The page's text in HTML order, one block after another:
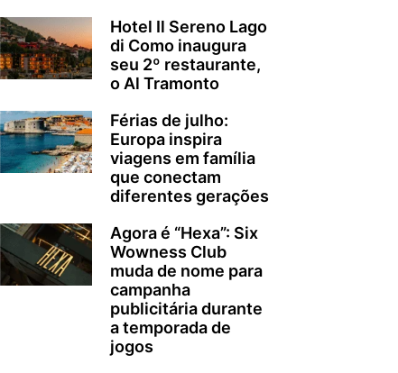
Hotel Il Sereno Lago
di Como inaugura
seu 2º restaurante,
o Al Tramonto
Férias de julho:
Europa inspira
viagens em família
que conectam
diferentes gerações
Agora é “Hexa”: Six
Wowness Club
muda de nome para
campanha
publicitária durante
a temporada de
jogos